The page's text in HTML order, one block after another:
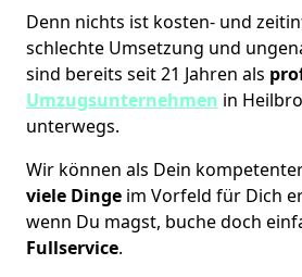
Denn nichts ist kosten- und
schlechte Umsetzung und
sind bereits seit 21 Jahren als
Umzugsunternehmen in
unterwegs.
Wir können als Dein
viele Dinge im Vorfeld für Dich
wenn Du magst, buche doch
Fullservice.